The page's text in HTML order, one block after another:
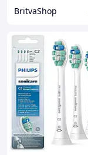
BritvaShop